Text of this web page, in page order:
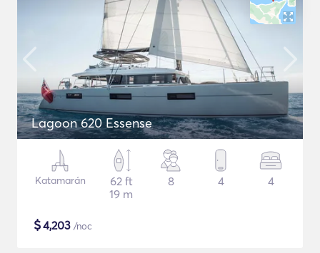
Lagoon 620 Essense
Katamarán
62 ft
19 m
8 4 4
$4,203 /noc